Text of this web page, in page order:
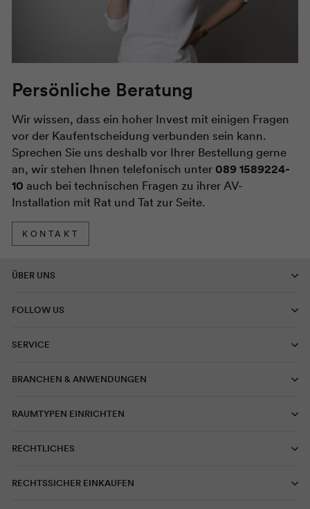
Persönliche Beratung
Wir wissen, dass ein hoher Invest mit einigen Fragen
vor der Kaufentscheidung verbunden sein kann.
Sprechen Sie uns deshalb vor Ihrer Bestellung gerne
an, wir stehen Ihnen telefonisch unter 089 1589224-
10 auch bei technischen Fragen zu ihrer AV-
Installation mit Rat und Tat zur Seite.
KONTAKT
ÜBER UNS
FOLLOW US
SERVICE
BRANCHEN & ANWENDUNGEN
RAUMTYPEN EINRICHTEN
RECHTLICHES
RECHTSSICHER EINKAUFEN